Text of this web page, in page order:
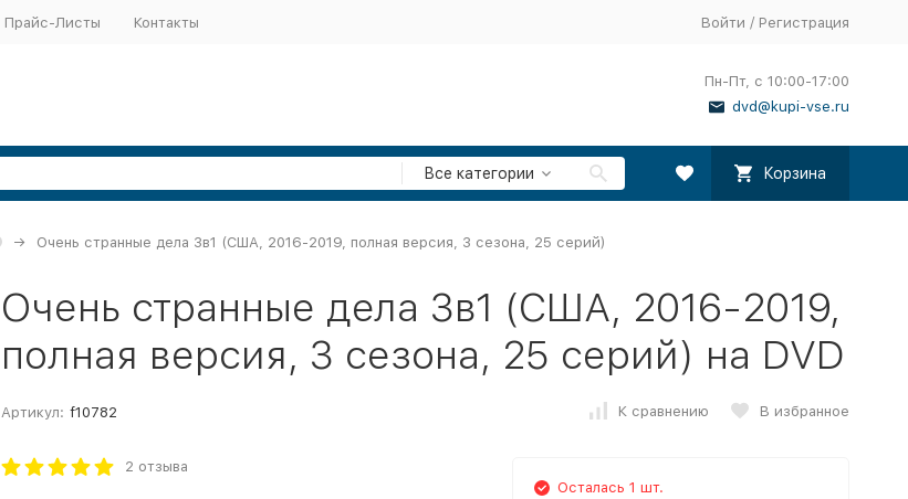
Прайс-Листы Контакты Войти / Регистрация
Пн-Пт, с 10:00-17:00
dvd@kupi-vse.ru
Все категории Корзина
Очень странные дела 3в1 (США, 2016-2019, полная версия, 3 сезона, 25 серий)
Очень странные дела 3в1 (США, 2016-2019,
полная версия, 3 сезона, 25 серий) на DVD
Артикул: f10782 К сравнению В избранное
2 отзыва
Осталась 1 шт.